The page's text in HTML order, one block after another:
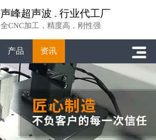
声峰超声波 . 行业代工厂
全CNC加工，精度高，刚性强
产品 资讯